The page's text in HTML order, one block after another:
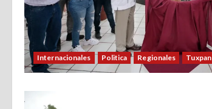
Internacionales Politica Regionales Tuxpan